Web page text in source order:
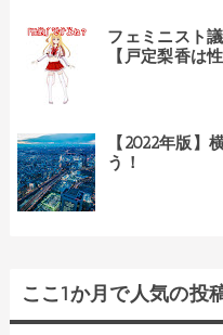
フェミニスト
【戸定梨香は
【2022年版】
う！
ここ1か月で人気の投